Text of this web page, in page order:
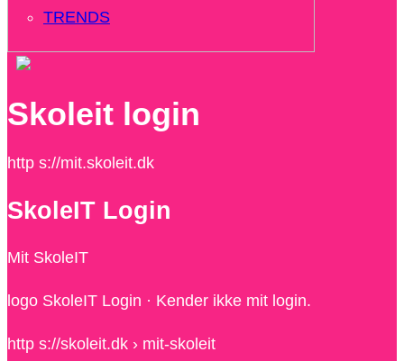
TRENDS
Skoleit login
http s://mit.skoleit.dk
SkoleIT Login
Mit SkoleIT
logo SkoleIT Login · Kender ikke mit login.
http s://skoleit.dk › mit-skoleit